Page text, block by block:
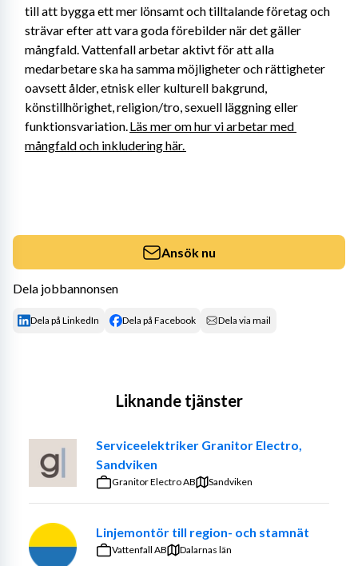
till att bygga ett mer lönsamt och tilltalande företag och
strävar efter att vara goda förebilder när det gäller
mångfald. Vattenfall arbetar aktivt för att alla
medarbetare ska ha samma möjligheter och rättigheter
oavsett ålder, etnisk eller kulturell bakgrund,
könstillhörighet, religion/tro, sexuell läggning eller
funktionsvariation. Läs mer om hur vi arbetar med
mångfald och inkludering här.
Ansök nu
Dela jobbannonsen
Dela på LinkedIn Dela på Facebook Dela via mail
Liknande tjänster
Serviceelektriker Granitor Electro,
Sandviken
Granitor Electro AB Sandviken
Linjemontör till region- och stamnät
Vattenfall AB Dalarnas län